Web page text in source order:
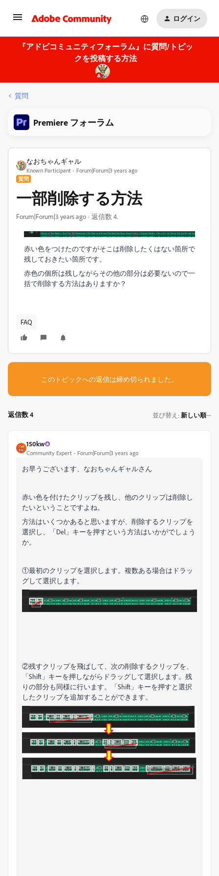
ログイン
『アドビコミュニティフォーラム』に質問/トピッ
クを投稿する方法
質問
Premiere フォーラム
なおちゃんギャル
Known Participant Forum|Forum|3 years ago
質問
一部削除する方法
Forum|Forum|3 years ago 返信数 4.
赤い色をつけたのですがそこは削除したくはない箇所で
残しておきたい箇所です。
赤色の個所は残しながらその他の部分は必要ないので一
括で削除する方法はありますか？
FAQ
このトピックへの返信は締め切られました。
返信数 4 並び替え : 新しい順
150kw
Community Expert Forum|Forum|3 years ago
お早うございます、なおちゃんギャルさん
赤い色を付けたクリップを残し、他のクリップは削除し
たいということですよね。
方法はいくつかあると思いますが、 削除するクリップを
選択し、「Del」キーを押すという方法はいかがでしょう
か。
①最初のクリップを選択します。複数ある場合はドラッ
グして選択します。
②残すクリップを飛ばして、次の削除するクリップを、
「Shift」キーを押しながらドラッグして選択します。残
りの部分も同様に行います。
「Shift」キーを押すと選択
したクリップを追加することができます。